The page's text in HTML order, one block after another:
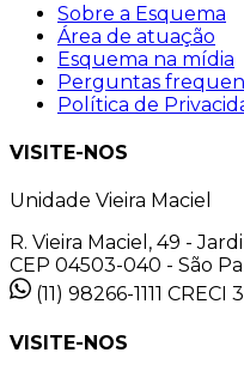
Sobre a Esquema
Área de atuação
Esquema na mídia
Perguntas
Política de
VISITE-NOS
Unidade Vieira Maciel
R. Vieira Maciel, 49 -
CEP 04503-040 - São
(11) 98266-1111 CRECI
VISITE-NOS